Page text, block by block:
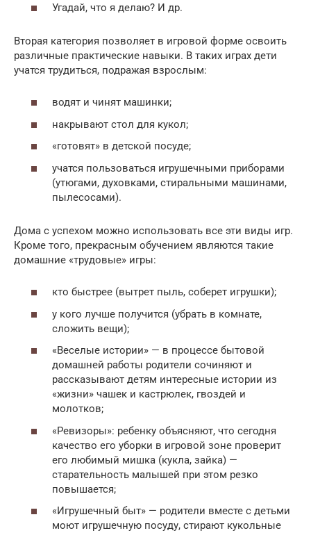
Угадай, что я делаю? И др.
Вторая категория позволяет в игровой форме освоить
различные практические навыки. В таких играх дети
учатся трудиться, подражая взрослым:
водят и чинят машинки;
накрывают стол для кукол;
«готовят» в детской посуде;
учатся пользоваться игрушечными приборами
(утюгами, духовками, стиральными машинами,
пылесосами).
Дома с успехом можно использовать все эти виды игр.
Кроме того, прекрасным обучением являются такие
домашние «трудовые» игры:
кто быстрее (вытрет пыль, соберет игрушки);
у кого лучше получится (убрать в комнате,
сложить вещи);
«Веселые истории» — в процессе бытовой
домашней работы родители сочиняют и
рассказывают детям интересные истории из
«жизни» чашек и кастрюлек, гвоздей и
молотков;
«Ревизоры»: ребенку объясняют, что сегодня
качество его уборки в игровой зоне проверит
его любимый мишка (кукла, зайка) —
старательность малышей при этом резко
повышается;
«Игрушечный быт» — родители вместе с детьми
моют игрушечную посуду, стирают кукольные